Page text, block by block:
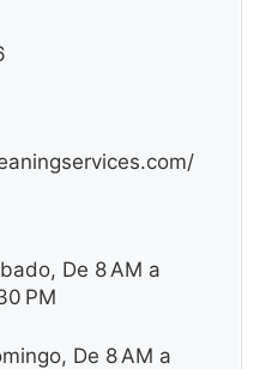
De 8 AM a
PM
De 8 AM a